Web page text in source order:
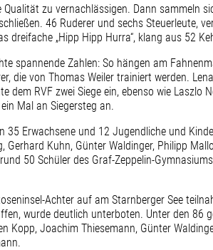
zu vernachlässigen. Dann sammeln
46 Ruderer und sechs Steuerleute,
„Hipp Hipp Hurra“, klang aus 52
spannende Zahlen: So hängen am
die von Thomas Weiler trainiert werden.
dem RVF zwei Siege ein, ebenso wie Laszlo
Mal an Siegersteg an.
Erwachsene und 12 Jugendliche und
Kuhn, Günter Waldinger, Philipp
50 Schüler des Graf-Zeppelin-
Achter auf am Starnberger See
wurde deutlich unterboten. Unter den 86
Kopp, Joachim Thiesemann, Günter